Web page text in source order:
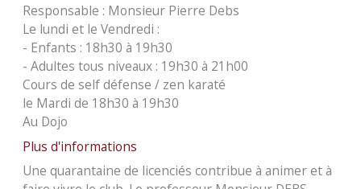
Responsable : Monsieur Pierre Debs
Le lundi et le Vendredi :
- Enfants : 18h30 à 19h30
- Adultes tous niveaux : 19h30 à 21h00
Cours de self défense / zen karaté
le Mardi de 18h30 à 19h30
Au Dojo
Plus d'informations
Une quarantaine de licenciés contribue à animer et à